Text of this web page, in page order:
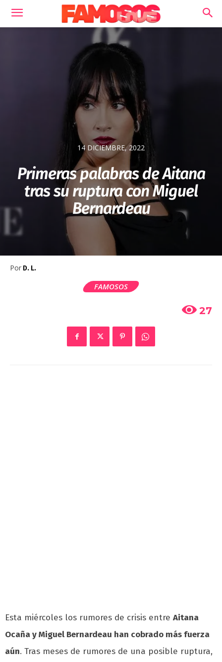
14 DICIEMBRE, 2022
Primeras palabras de Aitana
tras su ruptura con Miguel
Bernardeau
Por D. L.
FAMOSOS
27
Esta miércoles los rumores de crisis entre Aitana
Ocaña y Miguel Bernardeau han cobrado más fuerza
aún. Tras meses de rumores de una posible ruptura,